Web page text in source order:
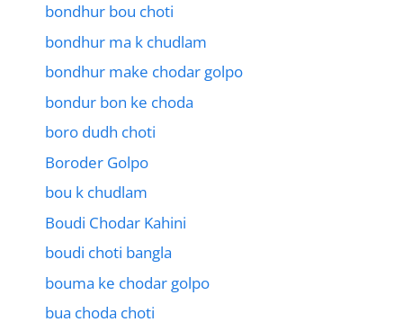
bondhur bou choti
bondhur ma k chudlam
bondhur make chodar golpo
bondur bon ke choda
boro dudh choti
Boroder Golpo
bou k chudlam
Boudi Chodar Kahini
boudi choti bangla
bouma ke chodar golpo
bua choda choti